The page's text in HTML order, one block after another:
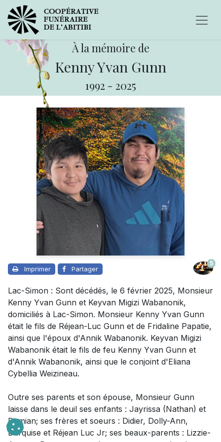
À la mémoire de
Kenny Yvan Gunn
1992 - 2025
Imprimer Partager
5
Lac-Simon : Sont décédés, le 6 février 2025, Monsieur
Kenny Yvan Gunn et Keyvan Migizi Wabanonik,
domiciliés à Lac-Simon. Monsieur Kenny Yvan Gunn
était le fils de Réjean-Luc Gunn et de Fridaline Papatie,
ainsi que l'époux d'Annik Wabanonik. Keyvan Migizi
Wabanonik était le fils de feu Kenny Yvan Gunn et
d'Annik Wabanonik, ainsi que le conjoint d'Eliana
Cybellia Weizineau.
Outre ses parents et son épouse, Monsieur Gunn
laisse dans le deuil ses enfants : Jayrissa (Nathan) et
Demian; ses frères et soeurs : Didier, Dolly-Ann,
Darquise et Réjean Luc Jr; ses beaux-parents : Lizzie-